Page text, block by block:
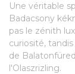
Une véritable
Badacsony
pas le zénith
curiosité,
de
l'Olaszrizling.